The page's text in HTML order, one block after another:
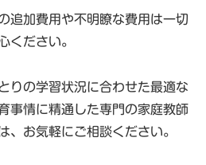
追加費用や不明瞭な費用は一切
ください。
りの学習状況に合わせた最適な
事情に精通した専門の家庭教師
、お気軽にご相談ください。